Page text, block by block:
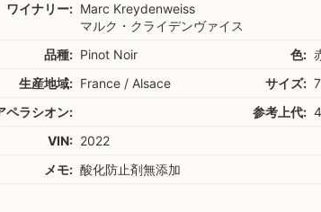
ワイナリー: Marc Kreydenweiss
マルク・クライデンヴァイス
品種: Pinot Noir 色:
生産地域: France / Alsace サイズ:
ペラシオン:
参考上代:
VIN: 2022
メモ: 酸化防止剤無添加